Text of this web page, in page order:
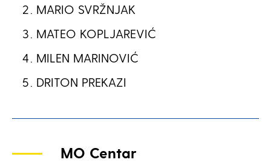
MARIO SVRŽNJAK
MATEO KOPLJAREVIĆ
MILEN MARINOVIĆ
DRITON PREKAZI
MO Centar